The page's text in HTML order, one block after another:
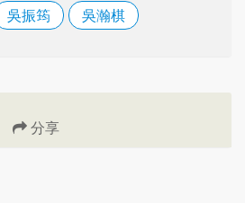
吳振筠 吳瀚棋
分享